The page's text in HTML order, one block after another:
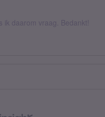
daarom vraag. Bedankt!